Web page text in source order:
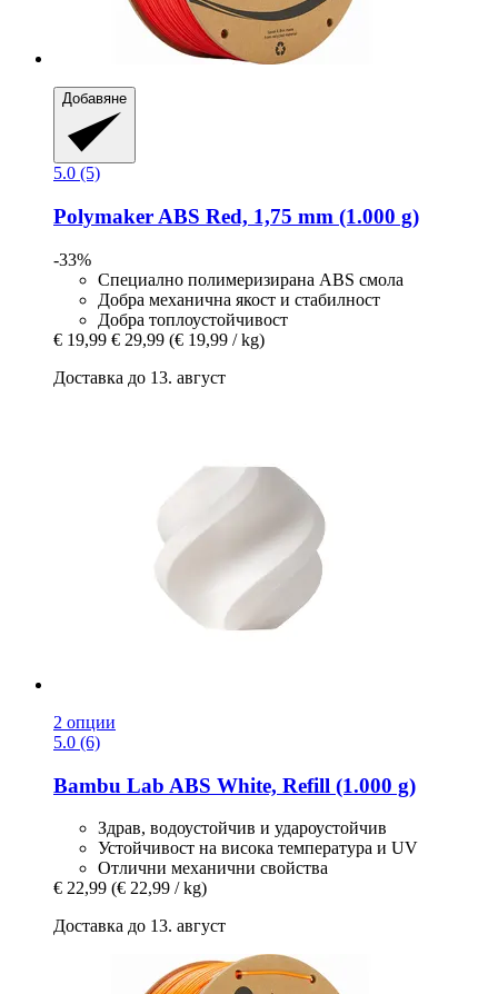
Добавяне
5.0 (5)
PolymakerABS Red, 1,75 mm (1.000 g)
-33%
Специално полимеризирана ABS смола
Добра механична якост и стабилност
Добра топлоустойчивост
€ 19,99 € 29,99 (€ 19,99 / kg)
Доставка до 13. август
2 опции
5.0 (6)
Bambu Lab ABS White, Refill (1.000 g)
Здрав, водоустойчив и удароустойчив
Устойчивост на висока температура и UV
Отлични механични свойства
€ 22,99 (€ 22,99 / kg)
Доставка до 13. август